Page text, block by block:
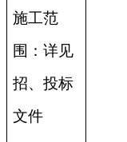
施工范
围：详见
招、投标
文件